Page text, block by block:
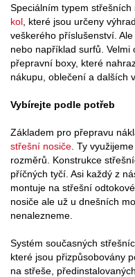
Speciálním typem
kol , které jsou určeny
veškerého příslušenství.
nebo například surfů.
přepravní boxy, které
nákupu, oblečení a dalších
Vybírejte podle potřeb
Základem pro přepravu
střešní nosiče . Ty
rozměrů. Konstrukce
příčných tyčí. Asi každý z
montuje na střešní
nosiče ale už u dnešních
nenalezneme.
Systém současných
které jsou přizpůsobovány
na střeše,